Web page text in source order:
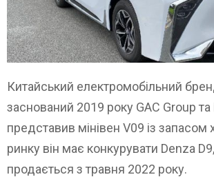
Китайський електромобільний
заснований 2019 року GAC Group
представив мінівен V09 із
ринку він має конкурувати Denza
продається з травня 2022 року.